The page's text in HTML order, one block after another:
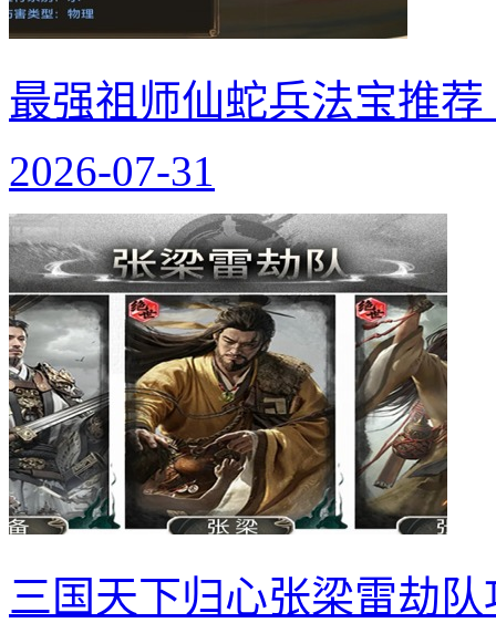
最强祖师仙蛇兵法宝推
2026-07-31
三国天下归心张梁雷劫